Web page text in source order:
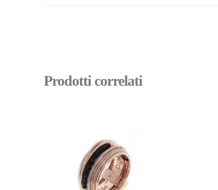
Prodotti correlati